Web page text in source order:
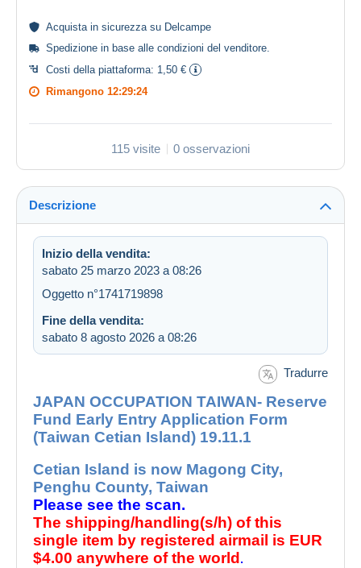
Acquista in sicurezzasu Delcampe
Spedizione in base alle condizioni del venditore.
Costi della piattaforma: 1,50 €
Rimangono 12:29:24
115 visite 0 osservazioni
Descrizione
Inizio della vendita:
sabato 25 marzo 2023 a 08:26
Oggetto n°1741719898
Fine della vendita:
sabato 8 agosto 2026 a 08:26
Tradurre
JAPAN OCCUPATION TAIWAN- Reserve
Fund Early Entry Application Form
(Taiwan Cetian Island) 19.11.1
Cetian Island is now Magong City,
Penghu County, Taiwan
Please see the scan.
The shipping/handling(s/h) of this
single item by registered airmail is EUR
$4.00 anywhere of the world .